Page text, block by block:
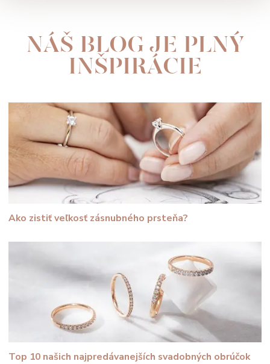
NÁŠ BLOG JE PLNÝ
INŠPIRÁCIE
Ako zistiť veľkosť zásnubného prsteňa?
Top 10 našich najpredávanejších svadobných obrúčok